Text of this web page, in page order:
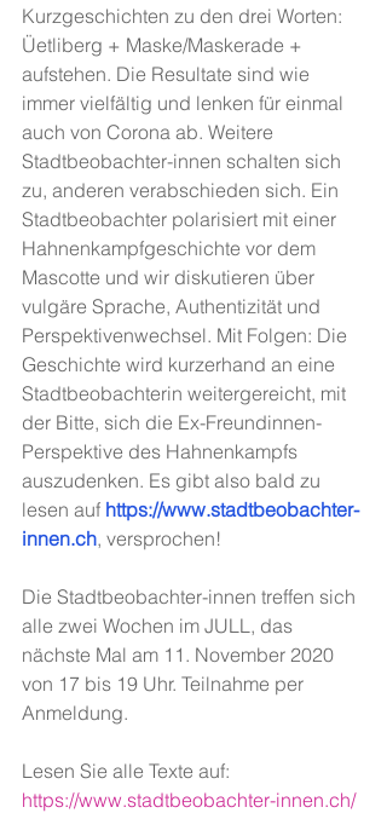
Kurzgeschichten zu den drei Worten:
Üetliberg + Maske/Maskerade +
aufstehen. Die Resultate sind wie
immer vielfältig und lenken für einmal
auch von Corona ab. Weitere
Stadtbeobachter-innen schalten sich
zu, anderen verabschieden sich. Ein
Stadtbeobachter polarisiert mit einer
Hahnenkampfgeschichte vor dem
Mascotte und wir diskutieren über
vulgäre Sprache, Authentizität und
Perspektivenwechsel. Mit Folgen: Die
Geschichte wird kurzerhand an eine
Stadtbeobachterin weitergereicht, mit
der Bitte, sich die Ex-Freundinnen-
Perspektive des Hahnenkampfs
auszudenken. Es gibt also bald zu
lesen auf https://www.stadtbeobachter-
innen.ch, versprochen!
Die Stadtbeobachter-innen treffen sich
alle zwei Wochen im JULL, das
nächste Mal am 11. November 2020
von 17 bis 19 Uhr. Teilnahme per
Anmeldung.
Lesen Sie alle Texte auf:
https://www.stadtbeobachter-innen.ch/